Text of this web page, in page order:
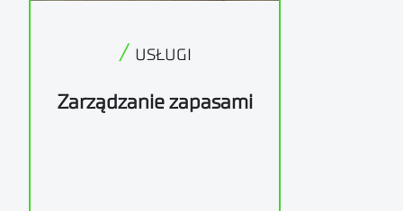
/ USŁUGI
Zarządzanie zapasami